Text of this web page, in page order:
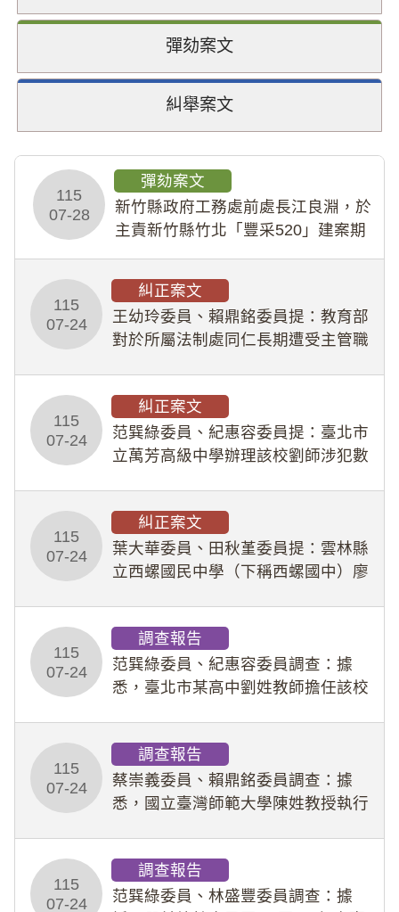
彈劾案文
糾舉案文
115
07-28
彈劾案文
新竹縣政府工務處前處長江良淵，於
主責新竹縣竹北「豐采520」建案期
幣1,483萬餘元，並長期收受建商餽
贈；復罔顧公共安全，圖利默許建商
於停工期間
115
07-24
糾正案文
王幼玲委員、賴鼎銘委員提：教育部
對於所屬法制處同仁長期遭受主管職
人員保障法」及「職業安全衛生法」
所定維護公務人員
115
07-24
糾正案文
范巽綠委員、紀惠容委員提：臺北市
立萬芳高級中學辦理該校劉師涉犯數
業把關與糾錯功能，不僅首份調查報
告漏未審酌師生不
115
07-24
糾正案文
葉大華委員、田秋堇委員提：雲林縣
立西螺國民中學（下稱西螺國中）廖
教羽球隊學生等行為，歷經該校校園
事件處理會議（下
115
07-24
調查報告
范巽綠委員、紀惠容委員調查：據
悉，臺北市某高中劉姓教師擔任該校
行拍攝特定樣態性影像並以手機傳送
劉師。該生因畏懼成
115
07-24
調查報告
蔡崇義委員、賴鼎銘委員調查：據
悉，國立臺灣師範大學陳姓教授執行
術倫理等情案調查報告。(115教調
31)
115
07-24
調查報告
范巽綠委員、林盛豐委員調查：據